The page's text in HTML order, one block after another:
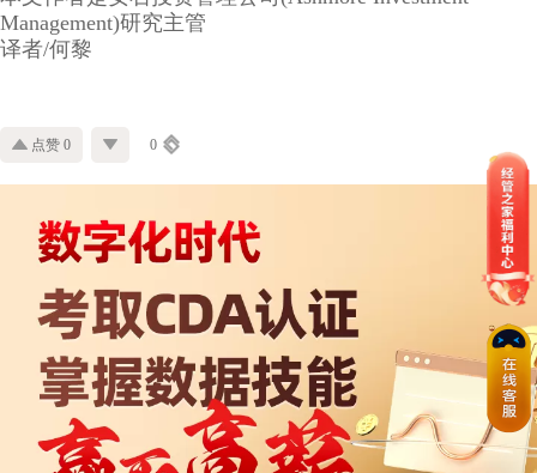
Management)研究主管
译者/何黎
点赞 0 0